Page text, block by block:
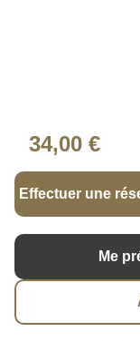
34,00 €
Effectuer une
Me